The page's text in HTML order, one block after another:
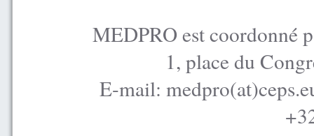
MEDPRO est coordonné
1, place du
E-mail: